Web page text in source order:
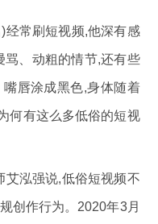
经常刷短视频,他深有感
骂、动粗的情节,还有些
唇涂成黑色,身体随着
何有这么多低俗的短视
艾泓强说,低俗短视频不
创作行为。2020年3月